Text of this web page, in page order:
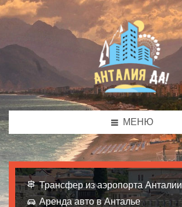
МЕНЮ
Трансфер из аэропорта Анталии
Аренда авто в Анталье